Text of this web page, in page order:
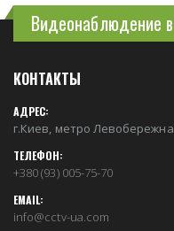
Видеонаблюдение
КОНТАКТЫ
АДРЕС:
г.Киев, метро
ТЕЛЕФОН:
+380 (93) 005-75-70
EMAIL:
info@cctv-ua.com